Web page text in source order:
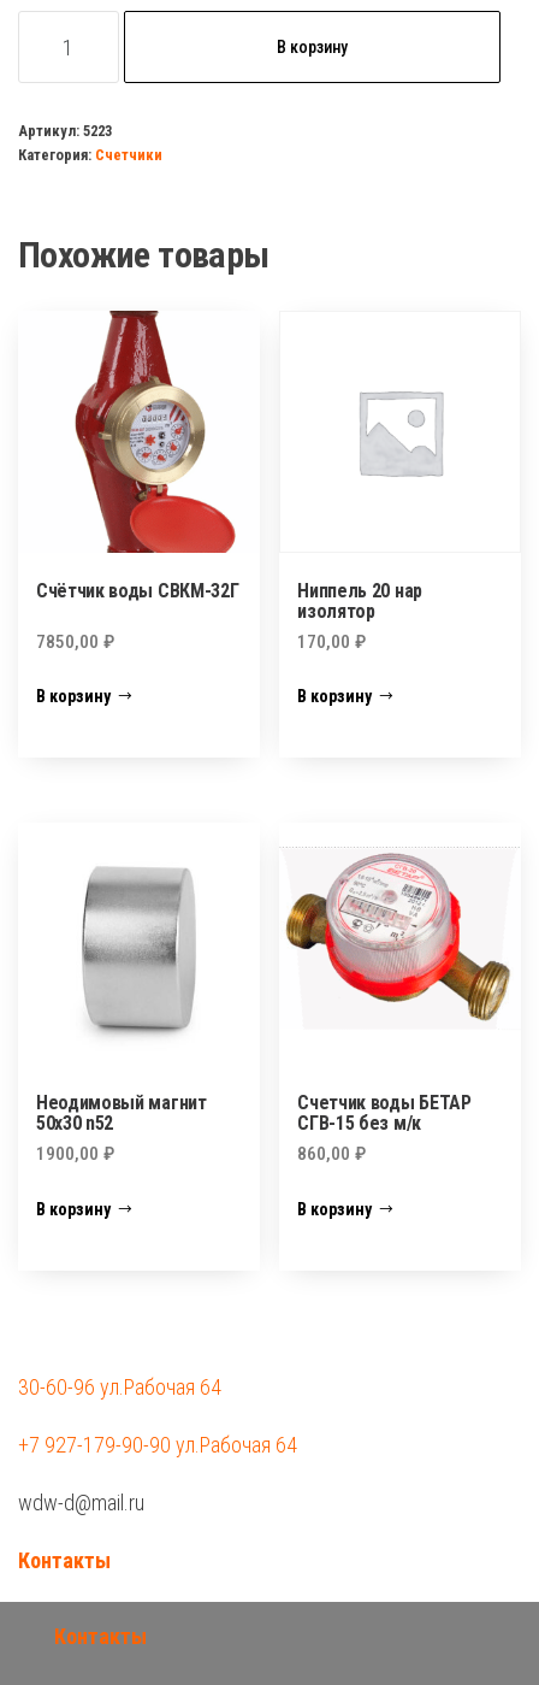
товара
газа
БЕТАР
накидной
+колонка)
В корзину
Артикул: 5223
Категория: Счетчики
Похожие товары
Счётчик воды СВКМ-32Г
7850,00 ₽
В корзину
Ниппель 20 нар
изолятор
170,00₽
В корзину
Неодимовый магнит
50х30 n52
1900,00 ₽
В корзину
Счетчик воды БЕТАР
СГВ-15 без м/к
860,00₽
В корзину
30-60-96 ул.Рабочая 64
+7 927-179-90-90 ул.Рабочая 64
wdw-d@mail.ru
Контакты
Контакты